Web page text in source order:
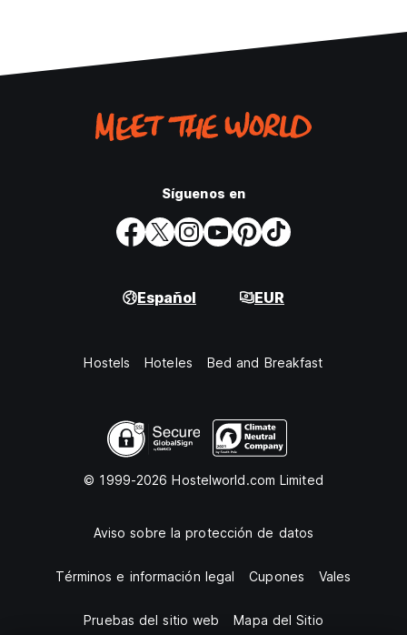
Síguenos en
Español EUR
Hostels Hoteles Bed and Breakfast
© 1999-2026 Hostelworld.com Limited
Aviso sobre la protección de datos
Términos e información legal Cupones Vales
Pruebas del sitio web Mapa del Sitio